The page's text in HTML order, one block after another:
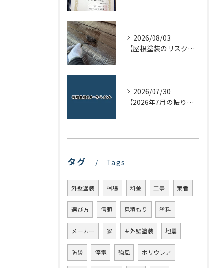
2026/08/03
【屋根塗装のリスクを下げる！】屋根の点検はドローンで！
2026/07/30
【2026年7月の振り返り】リメークペイントブログまとめ
タグ Tags
外壁塗装 相場 料金 工事 業者
選び方 信頼 見積もり 塗料
メーカー 家 ＃外壁塗装 地震
防災 停電 強風 ポリウレア